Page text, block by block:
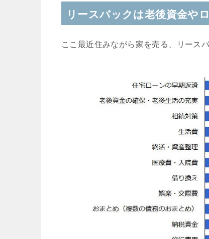
リースバックは老後資金や
ここ最近住みながら家を売る、リース